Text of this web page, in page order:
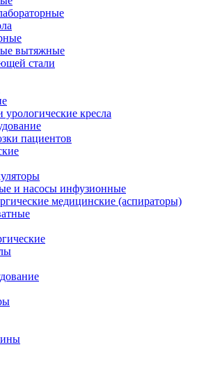
вытяжные
стали
урологические кресла
пациентов
и насосы инфузионные
медицинские (аспираторы)